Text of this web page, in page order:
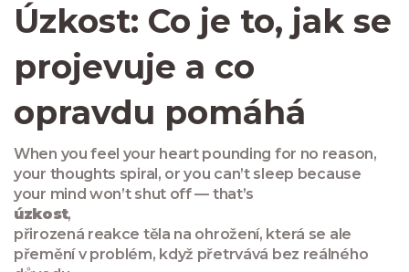
Úzkost: Co je to, jak se
projevuje a co
opravdu pomáhá
When you feel your heart pounding for no reason,
your thoughts spiral, or you can’t sleep because
your mind won’t shut off — that’s
úzkost,
přirozená reakce těla na ohrožení, která se ale
přemění v problém, když přetrvává bez reálného